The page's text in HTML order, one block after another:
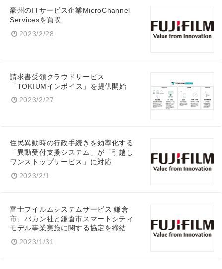
豪州のITサービス企業MicroChannel
Servicesを買収
2023/2/28
請求書受領クラウドサービス
「TOKIUMインボイス」を提供開始
2023/2/27
住民異動時の行政手続きを効率化する
「異動受付支援システム」が「引越し
ワンストップサービス」に対応
2023/2/1
富士フイルムシステムサービス 鎌倉
市、バカン社と鎌倉市スマートシティ
モデル事業実施に関する協定を締結
2023/1/31
Japanese
English